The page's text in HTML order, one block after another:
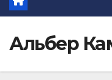
Альбер